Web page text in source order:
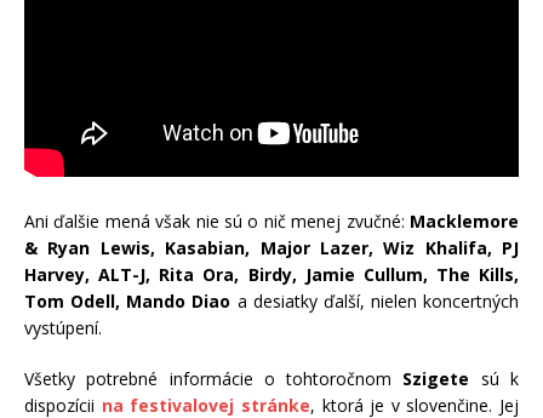
Ani ďalšie mená však nie sú o nič menej zvučné: Macklemore
& Ryan Lewis, Kasabian, Major Lazer, Wiz Khalifa, PJ
Harvey, ALT-J, Rita Ora, Birdy, Jamie Cullum, The Kills,
Tom Odell, Mando Diao a desiatky ďalší, nielen koncertných
vystúpení.
Všetky potrebné informácie o tohtoročnom Szigete sú k
dispozícii na festivalovej stránke, ktorá je v slovenčine. Jej